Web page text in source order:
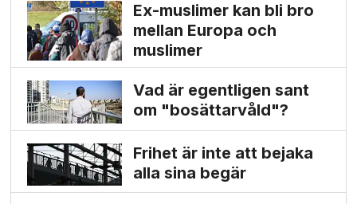
Ex-muslimer kan bli bro
mellan Europa och
muslimer
Vad är egentligen sant
om "bosättarvåld"?
Frihet är inte att bejaka
alla sina begär